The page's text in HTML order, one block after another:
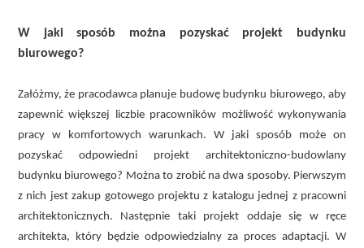
W jaki sposób można pozyskać projekt budynku
biurowego?
Załóżmy, że pracodawca planuje budowę budynku biurowego, aby
zapewnić większej liczbie pracowników możliwość wykonywania
pracy w komfortowych warunkach. W jaki sposób może on
pozyskać odpowiedni projekt architektoniczno-budowlany
budynku biurowego? Można to zrobić na dwa sposoby. Pierwszym
z nich jest zakup gotowego projektu z katalogu jednej z pracowni
architektonicznych. Następnie taki projekt oddaje się w ręce
architekta, który będzie odpowiedzialny za proces adaptacji. W